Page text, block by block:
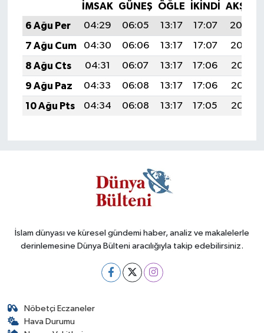
İMSAK GÜNEŞ ÖĞLE İKINDI
AKŞAM
6 Ağu Per
04:29 06:05 13:17 17:07
20:20
7 Ağu Cum
04:30 06:06 13:17 17:07
20:19
8 Ağu Cts
04:31 06:07 13:17 17:06
20:18
9 Ağu Paz
04:33 06:08 13:17 17:06
20:16
10 Ağu Pts
04:34 06:08 13:17 17:05 20:15
İslam dünyası ve küresel gündemi haber, analiz ve makalelerle
derinlemesine Dünya Bülteni aracılığıyla takip edebilirsiniz.
Nöbetçi Eczaneler
Hava Durumu